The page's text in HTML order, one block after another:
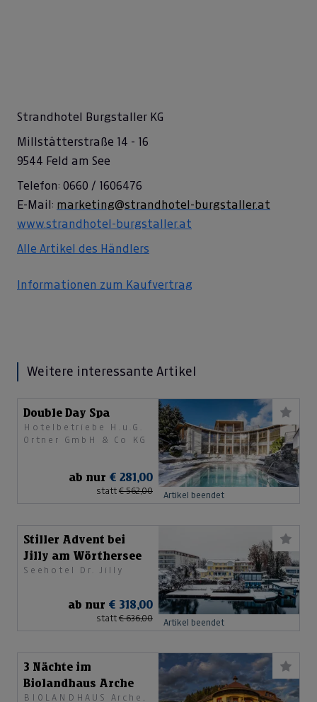
Strandhotel Burgstaller KG
Millstätterstraße 14 - 16
9544 Feld am See
Telefon: 0660 / 1606476
E-Mail: marketing@strandhotel-burgstaller.at
www.strandhotel-burgstaller.at
Alle Artikel des Händlers
Informationen zum Kaufvertrag
Weitere interessante Artikel
Double Day Spa
Hotelbetriebe H.u.G.
Ortner GmbH & Co KG
ab nur € 281,00
statt € 562,00 Artikel beendet
Stiller Advent bei
Jilly am Wörthersee
Seehotel Dr. Jilly
ab nur € 318,00
statt € 636,00 Artikel beendet
3 Nächte im
Biolandhaus Arche
BIOLANDHAUS Arche,